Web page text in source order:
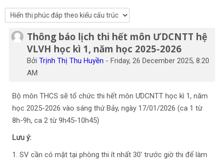
Thông báo lịch thi hết môn ƯDCNTT hệ
VLVH học kì 1, năm học 2025-2026
Bởi Trịnh Thị Thu Huyền - Friday, 26 December 2025, 8:20
AM
Số lượng các câu trả lời: 0
Bộ môn THCS sẽ tổ chức thi hết môn ƯDCNTT học kì 1, năm
học 2025-2026 vào sáng thứ Bảy, ngày 17/01/2026 (ca 1 từ
8h-9h, ca 2 từ 9h45-10h45)
Lưu ý:
1. SV cần có mặt tại phòng thi ít nhất 30' trước giờ thi để làm